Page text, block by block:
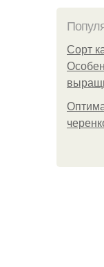
Сорт